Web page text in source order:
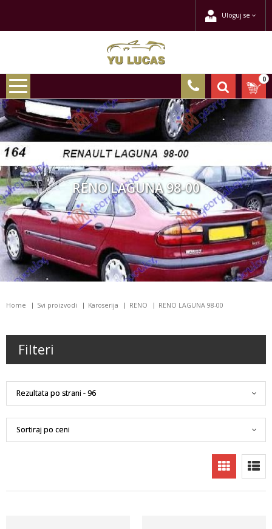
Uloguj se
0
RENO LAGUNA 98-00
Home Svi proizvodi Karoserija RENO RENO LAGUNA 98-00
Filteri